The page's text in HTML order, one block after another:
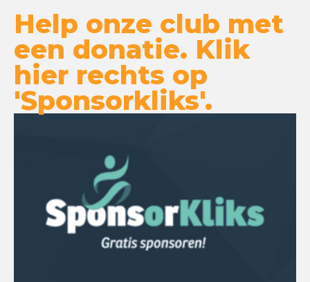
Help onze club met
een donatie. Klik
hier rechts op
'Sponsorkliks'.